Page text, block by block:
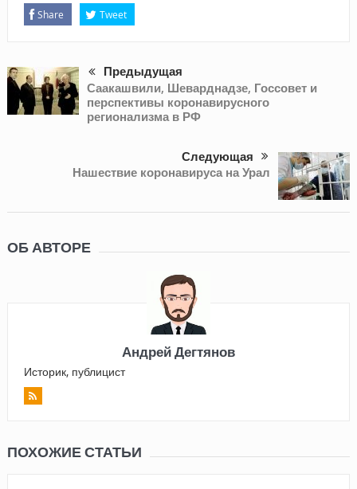
Share Tweet
Предыдущая
Саакашвили, Шеварднадзе, Госсовет и
перспективы коронавирусного
регионализма в РФ
Следующая
Нашествие коронавируса на Урал
ОБ АВТОРЕ
Андрей Дегтянов
Историк, публицист
ПОХОЖИЕ СТАТЬИ